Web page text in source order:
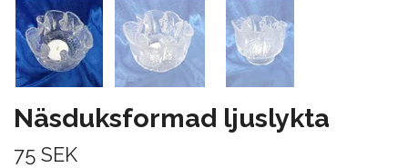
Näsduksformad ljuslykta
75 SEK